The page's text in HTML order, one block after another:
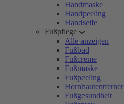
Handmaske
Handpeeling
Handseife
Fußpflege
Alle anzeigen
Fußbad
Fußcreme
Fußmaske
Fußpeeling
Hornhautentferner
Fußgesundheit